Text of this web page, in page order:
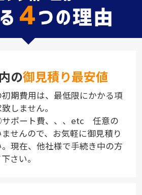
の御見積り最安値
期費用は、最低限にかかる項
しません。
ポート費、、、etc 任意の
せんので、お気軽に御見積り
現在、他社様で手続き中の方
さい。